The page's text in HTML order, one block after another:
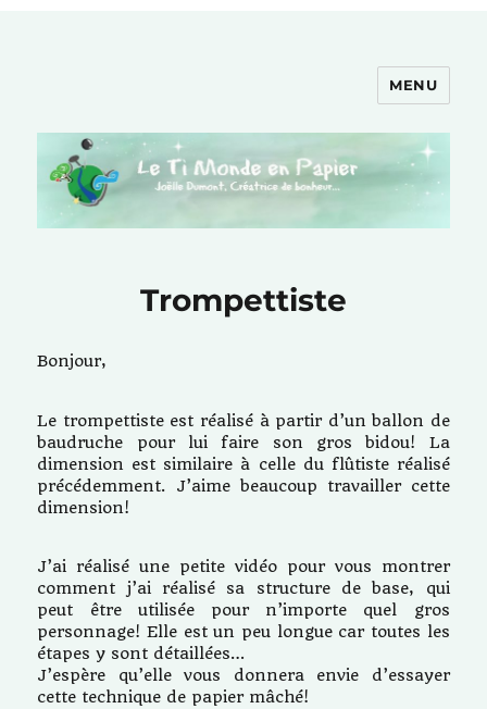
MENU
Trompettiste
Bonjour,
Le trompettiste est réalisé à partir d’un ballon de
baudruche pour lui faire son gros bidou! La
dimension est similaire à celle du flûtiste réalisé
précédemment. J’aime beaucoup travailler cette
dimension!
J’ai réalisé une petite vidéo pour vous montrer
comment j’ai réalisé sa structure de base, qui
peut être utilisée pour n’importe quel gros
personnage! Elle est un peu longue car toutes les
étapes y sont détaillées…
J’espère qu’elle vous donnera envie d’essayer
cette technique de papier mâché!